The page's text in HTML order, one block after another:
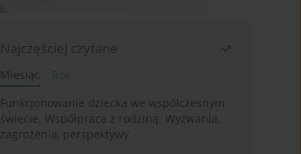
Najczęściej czytane
Miesiąc
Rok
Funkcjonowanie dziecka we współczesnym
świecie. Współpraca z rodziną. Wyzwania,
zagrożenia, perspektywy